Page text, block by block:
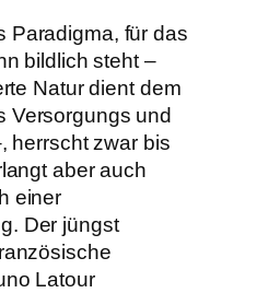
Paradigma, für das
bildlich steht –
Natur dient dem
Versorgungs­ und
herrscht zwar bis
aber auch
einer
Der jüngst
Latour